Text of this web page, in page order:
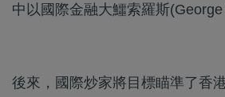
中以國際金融大鱷索羅斯(George
後來，國際炒家將目標瞄準了香